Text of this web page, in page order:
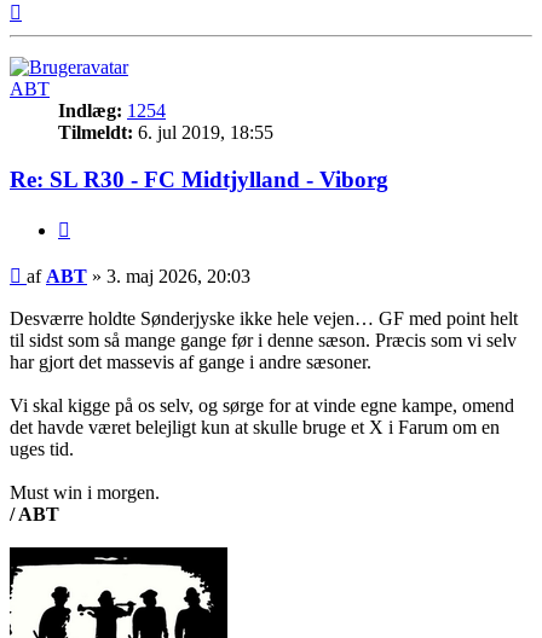
ABT
Indlæg: 1254
Tilmeldt: 6. jul 2019, 18:55
Re: SL R30 - FC Midtjylland - Viborg
Indlæg
af ABT » 3. maj 2026, 20:03
Desværre holdte Sønderjyske ikke hele vejen… GF med point helt
til sidst som så mange gange før i denne sæson. Præcis som vi selv
har gjort det massevis af gange i andre sæsoner.
Vi skal kigge på os selv, og sørge for at vinde egne kampe, omend
det havde været belejligt kun at skulle bruge et X i Farum om en
uges tid.
Must win i morgen.
/ ABT